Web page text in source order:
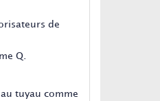
de
Q.
tuyau comme